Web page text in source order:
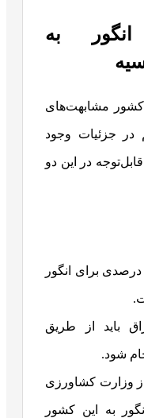
به
کشور مشابهت‌های
در جزئیات وجود
در این دو
عراق تعرفه گمرکی 25 درصدی برای انگور
باید از طریق
شود.
وزارت کشاورزی
به این کشور